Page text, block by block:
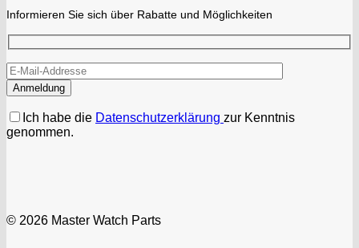
Informieren Sie sich über Rabatte und Möglichkeiten
Ich habe die Datenschutzerklärung zur Kenntnis
genommen.
© 2026 Master Watch Parts